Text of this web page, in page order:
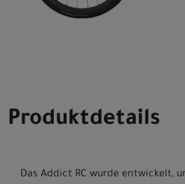
Produktdetails
Das Addict RC wurde entwickelt,